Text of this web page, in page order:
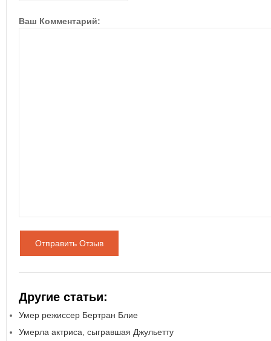
Ваш Комментарий:
Отправить Отзыв
Другие статьи:
Умер режиссер Бертран Блие
Умерла актриса, сыгравшая Джульетту